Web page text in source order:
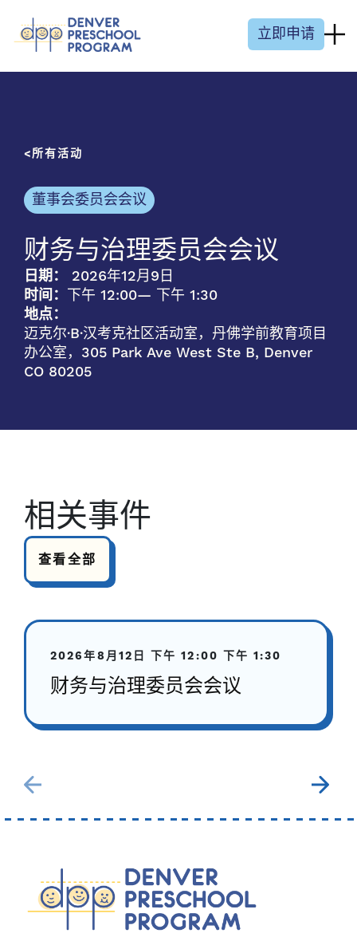
立即申请
所有活动
董事会委员会会议
财务与治理委员会会议
日期：
2026年12月9日
时间： 下午 12:00— 下午 1:30
地点：
迈克尔·B·汉考克社区活动室，丹佛学前教育项目
办公室，305 Park Ave West Ste B, Denver
CO 80205
相关事件
查看全部
2026年8月12日 下午 12:00 下午 1:30
财务与治理委员会会议